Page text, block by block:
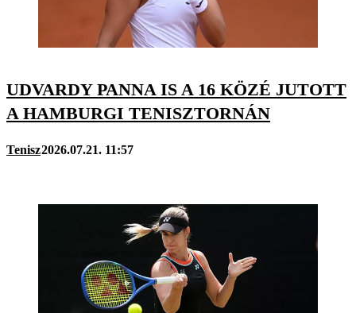
UDVARDY PANNA IS A 16 KÖZÉ JUTOTT
A HAMBURGI TENISZTORNÁN
Tenisz2026.07.21. 11:57